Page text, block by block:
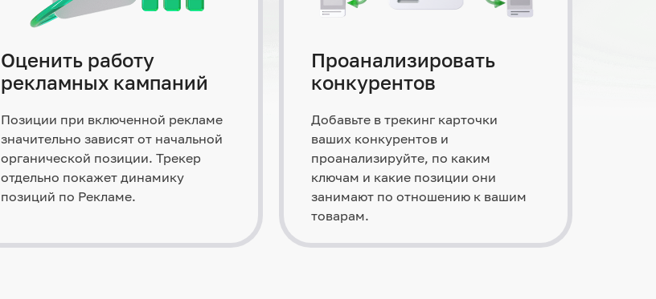
Оценить работу
рекламных кампаний
Позиции при включенной рекламе
значительно зависят от начальной
органической позиции. Трекер
отдельно покажет динамику
позиций по Рекламе.
Проанализировать
конкурентов
Добавьте в трекинг карточки
ваших конкурентов и
проанализируйте, по каким
ключам и какие позиции они
занимают по отношению к вашим
товарам.